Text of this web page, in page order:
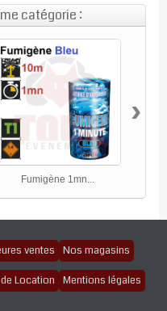
catégorie :
Fumigène 1mn...
›
ventes Nos magasins
Location Mentions légales